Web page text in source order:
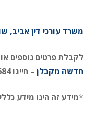
משרד עורכי דין אביב,
לקבלת פרטים נוספים
חדשה מקבלן – חייגו 09-8914684 ☎
*מידע זה הינו מידע